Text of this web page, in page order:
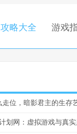
攻略大全 游戏